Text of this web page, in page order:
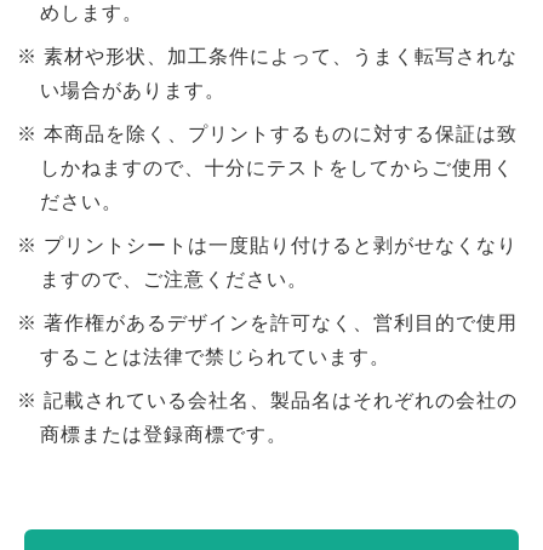
めします。
素材や形状、加工条件によって、うまく転写されな
い場合があります。
本商品を除く、プリントするものに対する保証は致
しかねますので、十分にテストをしてからご使用く
ださい。
プリントシートは一度貼り付けると剥がせなくなり
ますので、ご注意ください。
著作権があるデザインを許可なく、営利目的で使用
することは法律で禁じられています。
記載されている会社名、製品名はそれぞれの会社の
商標または登録商標です。